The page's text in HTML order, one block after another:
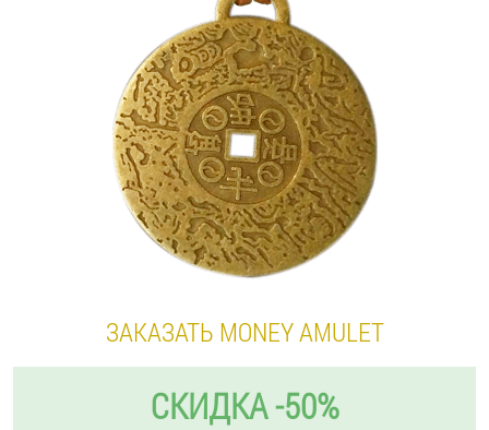
ЗАКАЗАТЬ MONEY AMULET
СКИДКА -50%